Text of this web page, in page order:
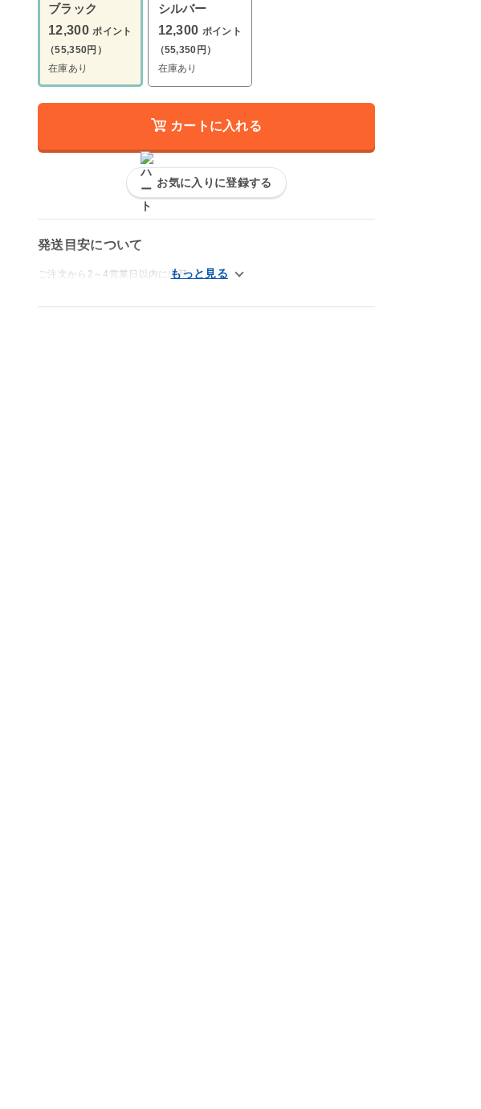
ブラック
12,300 ポイント
（55,350円）
在庫あり
シルバー
12,300 ポイント
（55,350円）
在庫あり
カートに入れる
お気に入りに登録する
発送目安について
ご注文から2～4営業日以内に出荷